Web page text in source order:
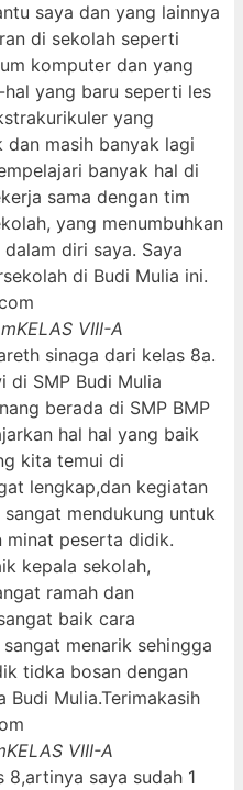
saya dan yang lainnya
di sekolah seperti
komputer dan yang
yang baru seperti les
yang
dan masih banyak lagi
banyak hal di
sama dengan tim
yang menumbuhkan
diri saya. Saya
di Budi Mulia ini.
KELAS VIII-A
sinaga dari kelas 8a.
di SMP Budi Mulia
berada di SMP BMP
hal hal yang baik
kita temui di
lengkap,dan kegiatan
mendukung untuk
minat peserta didik.
kepala sekolah,
ramah dan
baik cara
menarik sehingga
tidka bosan dengan
Budi Mulia.Terimakasih
KELAS VIII-A
8,artinya saya sudah 1